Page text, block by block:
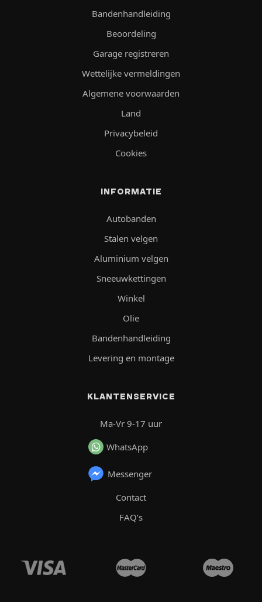
Bandenhandleiding
Beoordeling
Garage registreren
Wettelijke vermeldingen
Algemene voorwaarden
Land
Privacybeleid
Cookies
INFORMATIE
Autobanden
Stalen velgen
Aluminium velgen
Sneeuwkettingen
Winkel
Olie
Bandenhandleiding
Levering en montage
KLANTENSERVICE
Ma-Vr 9-17 uur
WhatsApp
Messenger
Contact
FAQ’s